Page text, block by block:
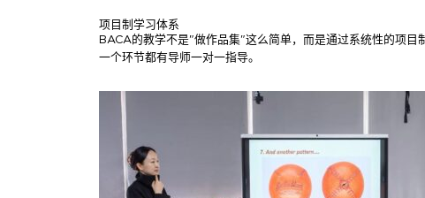
项目制学习体系
BACA的教学不是"做作品集"这么简单，而是通过系统性的项
一个环节都有导师一对一指导。